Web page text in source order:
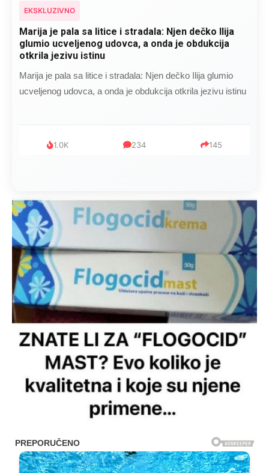
EKSKLUZIVNO
Marija je pala sa litice i stradala: Njen dečko Ilija
glumio ucveljenog udovca, a onda je obdukcija
otkrila jezivu istinu
Marija je pala sa litice i stradala: Njen dečko Ilija glumio
ucveljenog udovca, a onda je obdukcija otkrila jezivu istinu
1.0K 234 145